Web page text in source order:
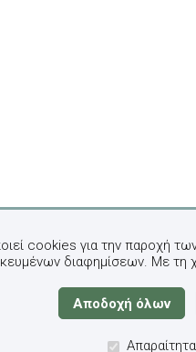
cookies για την παροχή
διαφημίσεων. Με